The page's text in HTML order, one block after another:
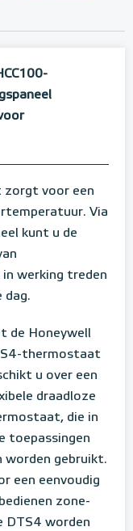
zorgt voor een
Via
kunt u de
werking treden
dag.
de Honeywell
thermostaat
u over een
draadloze
die in
toepassingen
worden gebruikt.
een eenvoudig
zone-
DTS4 worden